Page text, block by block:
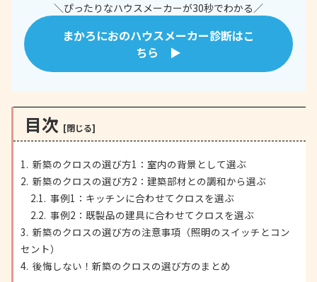
＼ぴったりなハウスメーカーが30秒でわかる／
まかろにおのハウスメーカー診断はこ
ちら ▶
目次
新築のクロスの選び方1：室内の背景として選ぶ
新築のクロスの選び方2：建築部材との調和から選ぶ
事例1：キッチンに合わせてクロスを選ぶ
事例2：既製品の建具に合わせてクロスを選ぶ
新築のクロスの選び方の注意事項（照明のスイッチとコン
セント）
後悔しない！新築のクロスの選び方のまとめ